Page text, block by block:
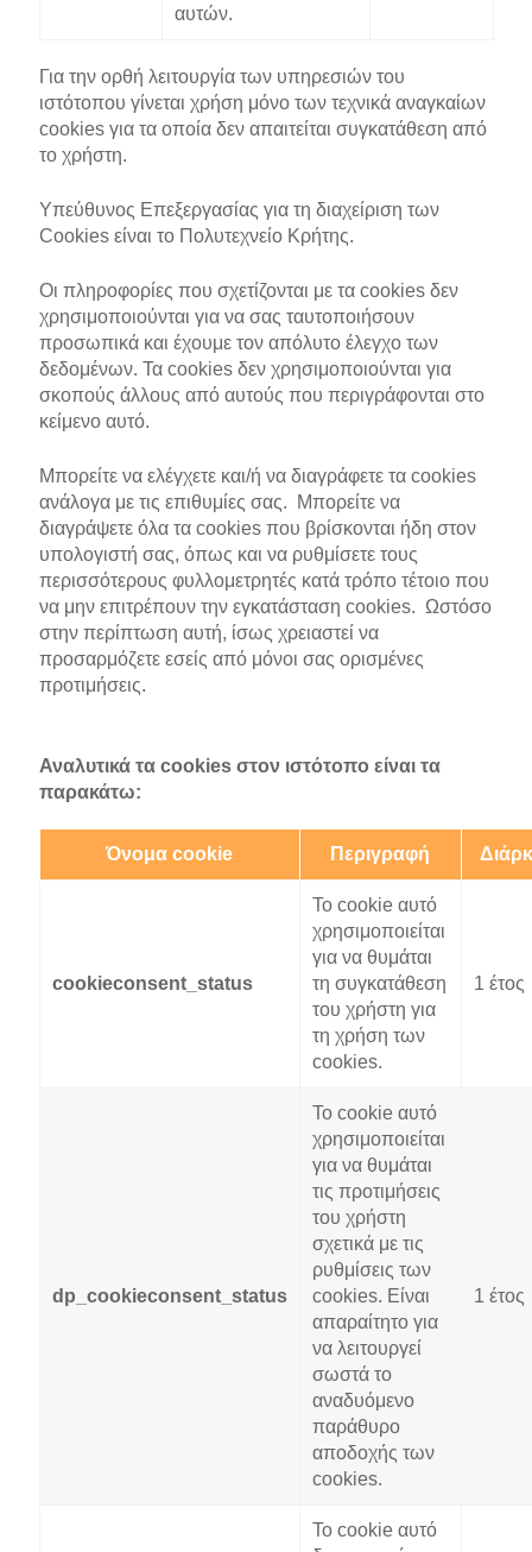
αυτών.
Για την ορθή λειτουργία των υπηρεσιών του
ιστότοπου γίνεται χρήση μόνο των τεχνικά αναγκαίων
cookies για τα οποία δεν απαιτείται συγκατάθεση από
το χρήστη.
Υπεύθυνος Επεξεργασίας για τη διαχείριση των
Cookies είναι το Πολυτεχνείο Κρήτης.
Οι πληροφορίες που σχετίζονται με τα cookies δεν
χρησιμοποιούνται για να σας ταυτοποιήσουν
προσωπικά και έχουμε τον απόλυτο έλεγχο των
δεδομένων. Τα cookies δεν χρησιμοποιούνται για
σκοπούς άλλους από αυτούς που περιγράφονται στο
κείμενο αυτό.
Μπορείτε να ελέγχετε και/ή να διαγράφετε τα cookies
ανάλογα με τις επιθυμίες σας. Μπορείτε να
διαγράψετε όλα τα cookies που βρίσκονται ήδη στον
υπολογιστή σας, όπως και να ρυθμίσετε τους
περισσότερους φυλλομετρητές κατά τρόπο τέτοιο που
να μην επιτρέπουν την εγκατάσταση cookies. Ωστόσο
στην περίπτωση αυτή, ίσως χρειαστεί να
προσαρμόζετε εσείς από μόνοι σας ορισμένες
προτιμήσεις.
Αναλυτικά τα cookies στον ιστότοπο είναι τα
παρακάτω:
Όνομα cookie Περιγραφή
cookieconsent_status
Το cookie αυτό
χρησιμοποιείται
για να θυμάται
τη συγκατάθεση
του χρήστη για
τη χρήση των
cookies.
1 έτος
dp_cookieconsent_status
Το cookie αυτό
χρησιμοποιείται
για να θυμάται
τις προτιμήσεις
του χρήστη
σχετικά με τις
ρυθμίσεις των
cookies. Είναι
απαραίτητο για
να λειτουργεί
σωστά το
αναδυόμενο
παράθυρο
αποδοχής των
cookies.
1 έτος
Το cookie αυτό